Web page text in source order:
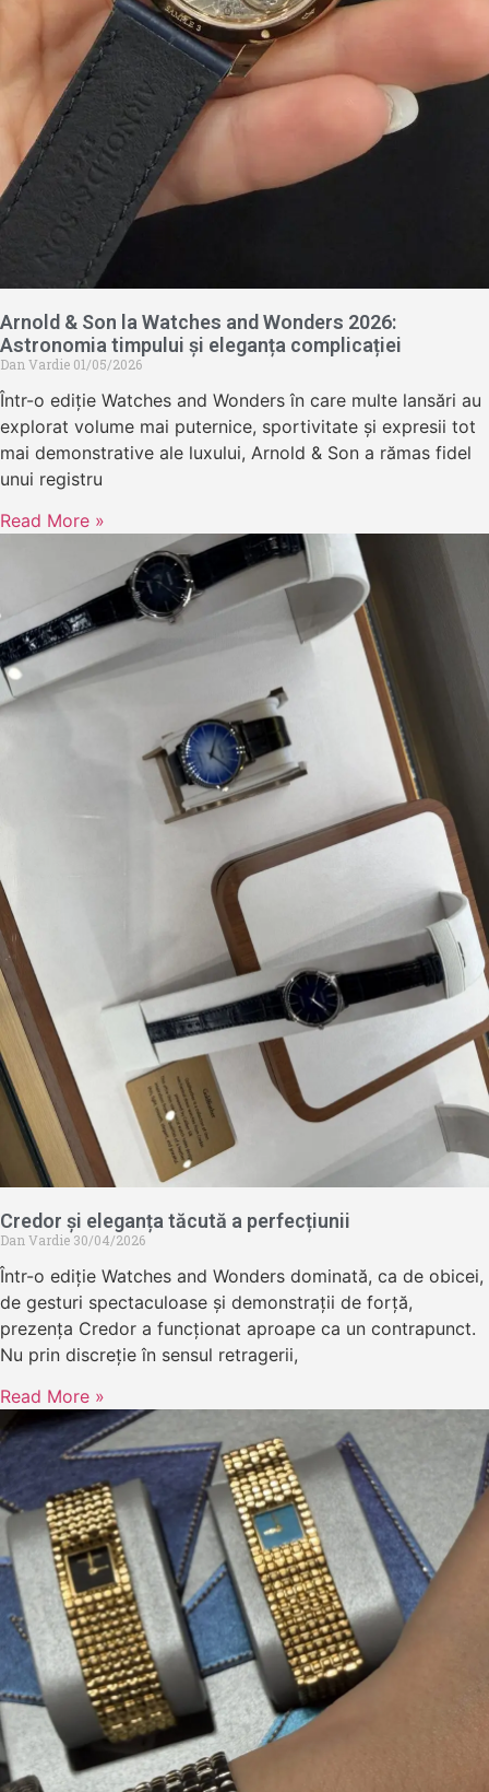
Arnold & Son la Watches and Wonders 2026:
Astronomia timpului și eleganța complicației
Dan Vardie 01/05/2026
Într-o ediție Watches and Wonders în care multe lansări au
explorat volume mai puternice, sportivitate și expresii tot
mai demonstrative ale luxului, Arnold & Son a rămas fidel
unui registru
Read More »
Credor și eleganța tăcută a perfecțiunii
Dan Vardie 30/04/2026
Într-o ediție Watches and Wonders dominată, ca de obicei,
de gesturi spectaculoase și demonstrații de forță,
prezența Credor a funcționat aproape ca un contrapunct.
Nu prin discreție în sensul retragerii,
Read More »